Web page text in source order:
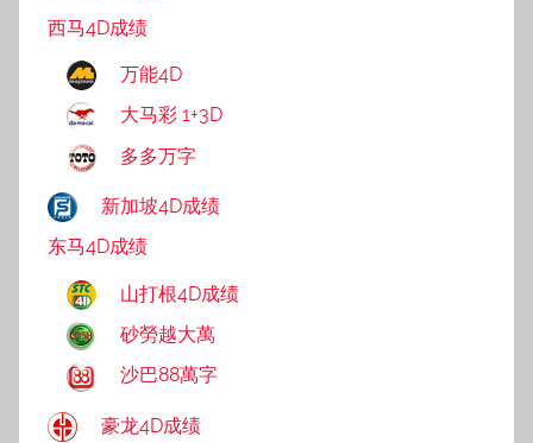
西马4D成绩
万能4D
大马彩 1+3D
多多万字
新加坡4D成绩
东马4D成绩
山打根4D成绩
砂勞越大萬
沙巴88萬字
豪龙4D成绩